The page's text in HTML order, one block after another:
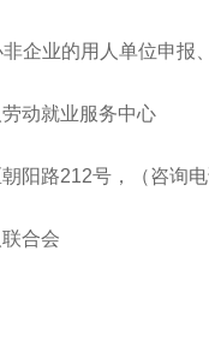
企业的用人单位申报
动就业服务中心
阳路212号 ， （咨询
合会